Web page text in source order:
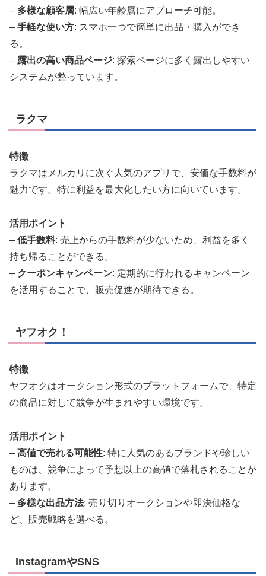
– 多様な顧客層: 幅広い年齢層にアプローチ可能。
– 手軽な使い方: スマホ一つで簡単に出品・購入ができ
る。
– 露出の高い商品ページ: 探索ページに多く露出しやすい
システムが整っています。
ラクマ
特徴
ラクマはメルカリに次ぐ人気のアプリで、安価な手数料が
魅力です。特に利益を最大化したい方に向いています。
活用ポイント
– 低手数料: 売上からの手数料が少ないため、利益を多く
持ち帰ることができる。
– クーポンキャンペーン: 定期的に行われるキャンペーン
を活用することで、販売促進が期待できる。
ヤフオク！
特徴
ヤフオクはオークション形式のプラットフォームで、特定
の商品に対して競争が生まれやすい環境です。
活用ポイント
– 高値で売れる可能性: 特に人気のあるブランドや珍しい
ものは、競争によって予想以上の高値で落札されることが
あります。
– 多様な出品方法: 売り切りオークションや即決価格な
ど、販売戦略を選べる。
InstagramやSNS